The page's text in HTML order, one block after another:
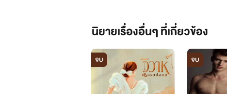
คำโปรยเธอผู้ที่มีฝาแฝดแต่เป็นแ
เด็ดเดี่ยว ไม่ยอมคน นั่นคือความต่างขอ
แต่งงานเธอจึงต้องปลอมตัวเพื่อสืบหาค
เป็นมารดาเท่านั้น
เมพ28เรื่องด้วย
fb kulthicha
id line
นิยายเรื่องอื่นๆ ที่เกี่ยวข้อง
จบ จบ